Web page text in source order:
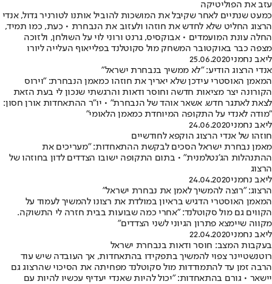
עזב את הפוליטיקה
כמעט שנתיים לאחר שקיבל את המושכות להוביל אותנו לטורניר גדול, אנדי
הרצוג החליט שלא לחדש את חוזהו ולעזוב את הנבחרת • כעת, כמו תמיד,
החלה עונת המועמדים • אבוקסיס, גרנט ורוני לוי על השולחן, ולזוכה
מצפה כבר באוקטובר המשחק מול סקוטלנד בפלייאוף העלייה ליורו
ליאב נחמני25.06.2020
אנדי הרצוג הודיע: "לא ממשיך בנבחרת ישראל"
המאמן האוסטרי עידכן שלא יאריך את חוזהו כמאמן הנבחרת: "וירוס
הקורונה יצר מציאות חדשה וחוסר ודאות והרגשתי שנכון לי בעת הזאת
לצאת לאתגר חדש. אשאר אוהד של הנבחרת" • יו"ר ההתאחדות אורן חסון:
"מודה לאנדי על התקופה המיוחדת כמאמן הלאומי"
ליאב נחמני24.06.2020
חוזהו של אנדי הרצוג הוקפא לחודשיים
מאמן נבחרת ישראל הסכים לבקשת ההתאחדות: "מעריכים את
ההתנהלות הג'נטלמנית" • בתום התקופה ישובו הצדדים לדון בחוזהו של
הרצוג
ליאב נחמני24.04.2020
הרצוג: "רוצה להמשיך לאמן את נבחרת ישראל"
המאמן האוסטרי הדגיש בראיון במולדת את רצונו להמשיך לעמוד על
הקווים גם מול סקוטלנד: "אחרי כמה שבועות בבית חזרה לי התשוקה.
מקווה שיימצא פתרון הגיוני לשני הצדדים"
ליאב נחמני22.04.2020
בעקבות המצב: חוסר ודאות בנבחרת ישראל
רוטנשטיינר צפוי להמשיך בתפקידו בהתאחדות, אך העובדה שיש עוד
הרבה זמן עד להתמודדות מול סקוטלנד מפחיתה את הסיכוי שהרצוג גם
יישאר • גורם בהתאחדות: "יכול להיות שאנדי יעדיף עכשיו להיות עם